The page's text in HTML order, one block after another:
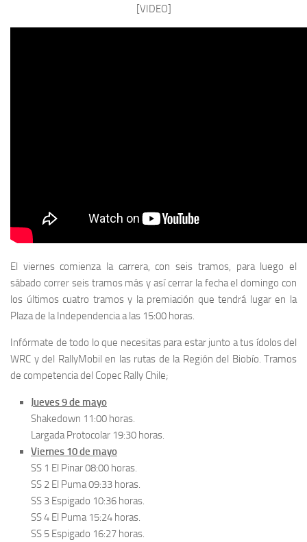
[VIDEO]
El viernes comienza la carrera, con seis tramos, para luego el
sábado correr seis tramos más y así cerrar la fecha el domingo con
los últimos cuatro tramos y la premiación que tendrá lugar en la
Plaza de la Independencia a las 15:00 horas.
Infórmate de todo lo que necesitas para estar junto a tus ídolos del
WRC y del RallyMobil en las rutas de la Región del Biobío. Tramos
de competencia del Copec Rally Chile;
Jueves 9 de mayo
Shakedown 11:00 horas.
Largada Protocolar 19:30 horas.
Viernes 10 de mayo
SS 1 El Pinar 08:00 horas.
SS 2 El Puma 09:33 horas.
SS 3 Espigado 10:36 horas.
SS 4 El Puma 15:24 horas.
SS 5 Espigado 16:27 horas.